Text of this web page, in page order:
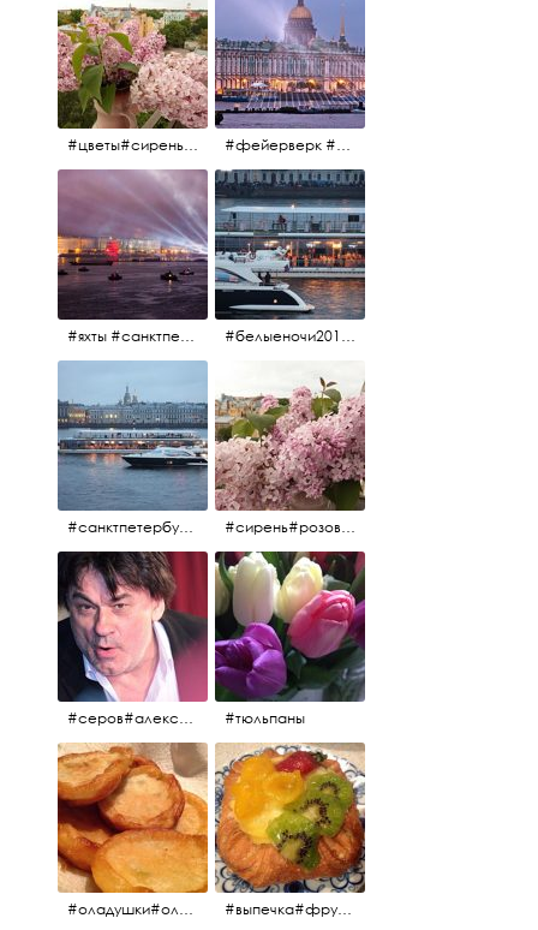
#цветы#сирень #розоваясирень #натюрморт #натюрмортсцветами #весна2012 #пробуждение #фейерверк #салют #парусник #санктпетербург #белыеночи2012 #белыеночи #алыепаруса2012 #алыепаруса #нева
#яхты #санктпетербург #нева #белыеночи2012 #алыепаруса #алыепаруса2012#парусник#салют#фейерверк #белыеночи2012 #белыеночи #2012 #нева #санктпетербург #яхты
#санктпетербург #нева#яхты#2012 #белыеночи#белыеночи2012 #сирень#розоваясирень#натюрморт#натюрмортсцветами#2012#весна2012
#серов#александрсеров#певец#народныйартист#эстрадныйпевец#композитор#тыменялюбишь#мадонна#ялюблютебядослёз #тюльпаны
#оладушки#оладушкинакефире #оладушкисяблоками #кефир#яблоки С утра испёк, на кефире с яблоками. #выпечка#фрукты#пекарня#зима